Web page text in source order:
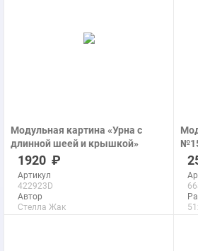
Модульная картина «Урна с
длинной шеей и крышкой»
печать на холсте
1920
Артикул
422923D
Автор
Стелла Жак